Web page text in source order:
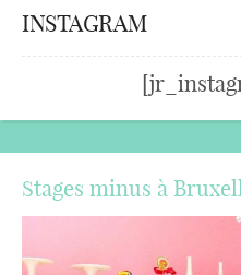
INSTAGRAM
Stages minus à